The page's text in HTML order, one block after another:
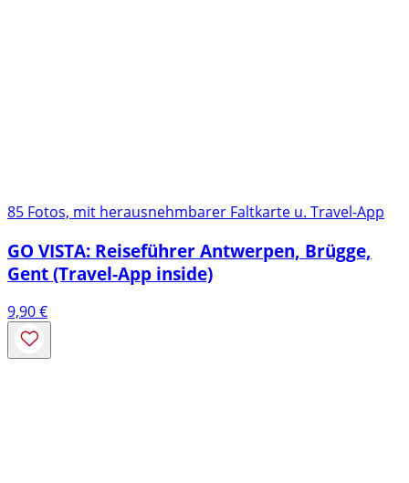
85 Fotos, mit herausnehmbarer Faltkarte u. Travel-App
GO VISTA: Reiseführer Antwerpen, Brügge,
Gent (Travel-App inside)
9,90€